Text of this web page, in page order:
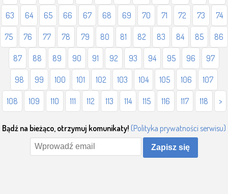
63 64 65 66 67 68 69 70 71 72 73 74
75 76 77 78 79 80 81 82 83 84 85 86
87 88 89 90 91 92 93 94 95 96 97
98 99 100 101 102 103 104 105 106 107
108 109 110 111 112 113 114 115 116 117 118 >
Bądź na bieżąco, otrzymuj komunikaty! (Polityka prywatności serwisu)
Zapisz się